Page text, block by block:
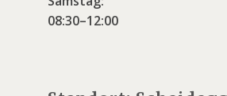
08:30–12:00